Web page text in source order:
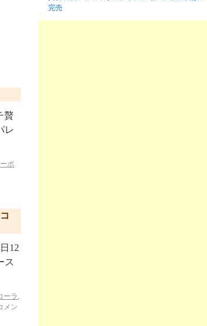
贅
レ
ポ
12
ス
ーラ ,
メン
完売